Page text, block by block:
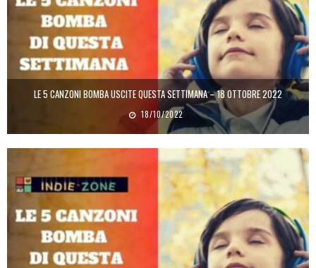
LE 5 CANZONI BOMBA USCITE QUESTA SETTIMANA – 18 OTTOBRE 2022
18/10/2022